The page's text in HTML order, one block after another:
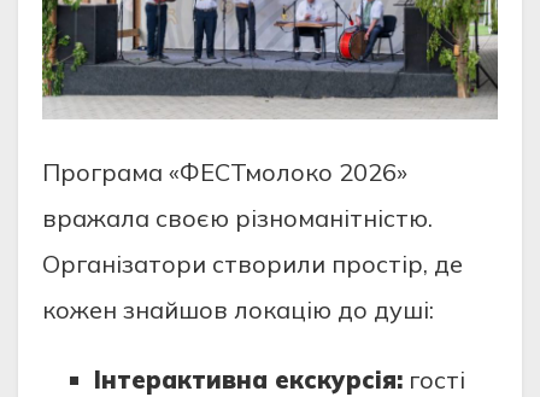
Програма «ФЕСТмолоко 2026»
вражала своєю різноманітністю.
Організатори створили простір, де
кожен знайшов локацію до душі:
Інтерактивна екскурсія:гості